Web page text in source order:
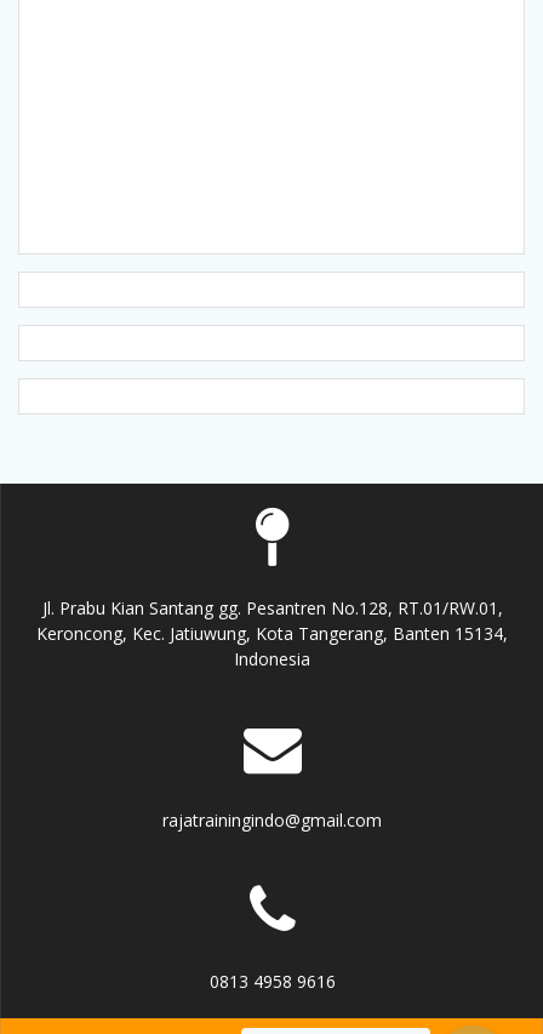
Jl. Prabu Kian Santang gg. Pesantren No.128, RT.01/RW.01,
Keroncong, Kec. Jatiuwung, Kota Tangerang, Banten 15134,
Indonesia
rajatrainingindo@gmail.com
0813 4958 9616